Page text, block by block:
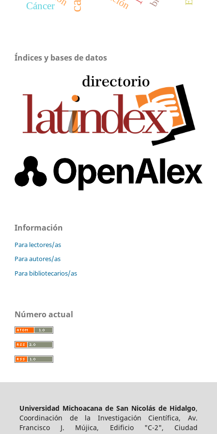
Cáncer
Índices y bases de datos
Información
Para lectores/as
Para autores/as
Para bibliotecarios/as
Número actual
Universidad Michoacana de San Nicolás de Hidalgo,
Coordinación de la Investigación Científica, Av.
Francisco J. Mújica, Edificio "C-2", Ciudad